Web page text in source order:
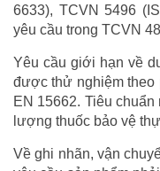
6633), TCVN 5496
yêu cầu trong TCVN
Yêu cầu giới hạn về
được thử nghiệm theo
EN 15662. Tiêu
lượng thuốc bảo vệ
Về ghi nhãn, vận